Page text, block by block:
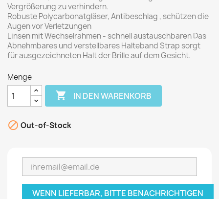
Vergrößerung zu verhindern.
Robuste Polycarbonatgläser, Antibeschlag , schützen die
Augen vor Verletzungen
Linsen mit Wechselrahmen - schnell austauschbaren Das
Abnehmbares und verstellbares Halteband Strap sorgt
für ausgezeichneten Halt der Brille auf dem Gesicht.
Menge
 IN DEN WARENKORB
 Out-of-Stock
WENN LIEFERBAR, BITTE BENACHRICHTIGEN